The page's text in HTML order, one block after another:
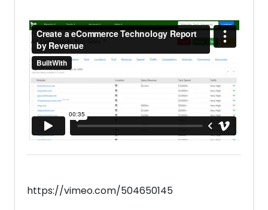
https://vimeo.com/504650145